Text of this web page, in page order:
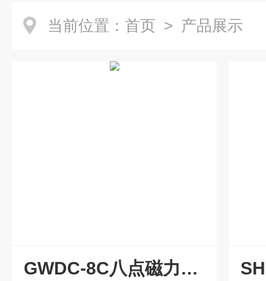
当前位置： 首页 > 产品展示
GWDC-8C八点磁力搅拌低温槽